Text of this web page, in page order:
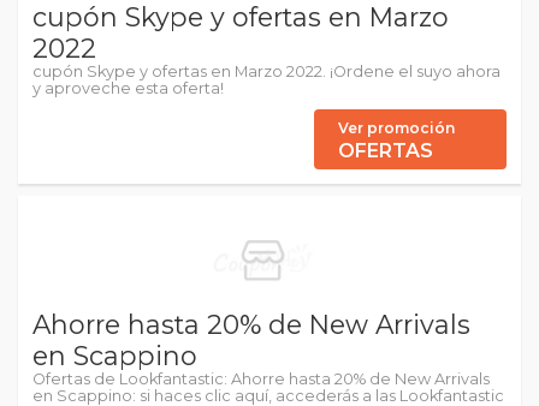
cupón Skype y ofertas en Marzo
2022
cupón Skype y ofertas en Marzo 2022. ¡Ordene el suyo ahora
y aproveche esta oferta!
Ver promoción
OFERTAS
Ahorre hasta 20% de New Arrivals
en Scappino
Ofertas de Lookfantastic: Ahorre hasta 20% de New Arrivals
en Scappino: si haces clic aquí, accederás a las Lookfantastic